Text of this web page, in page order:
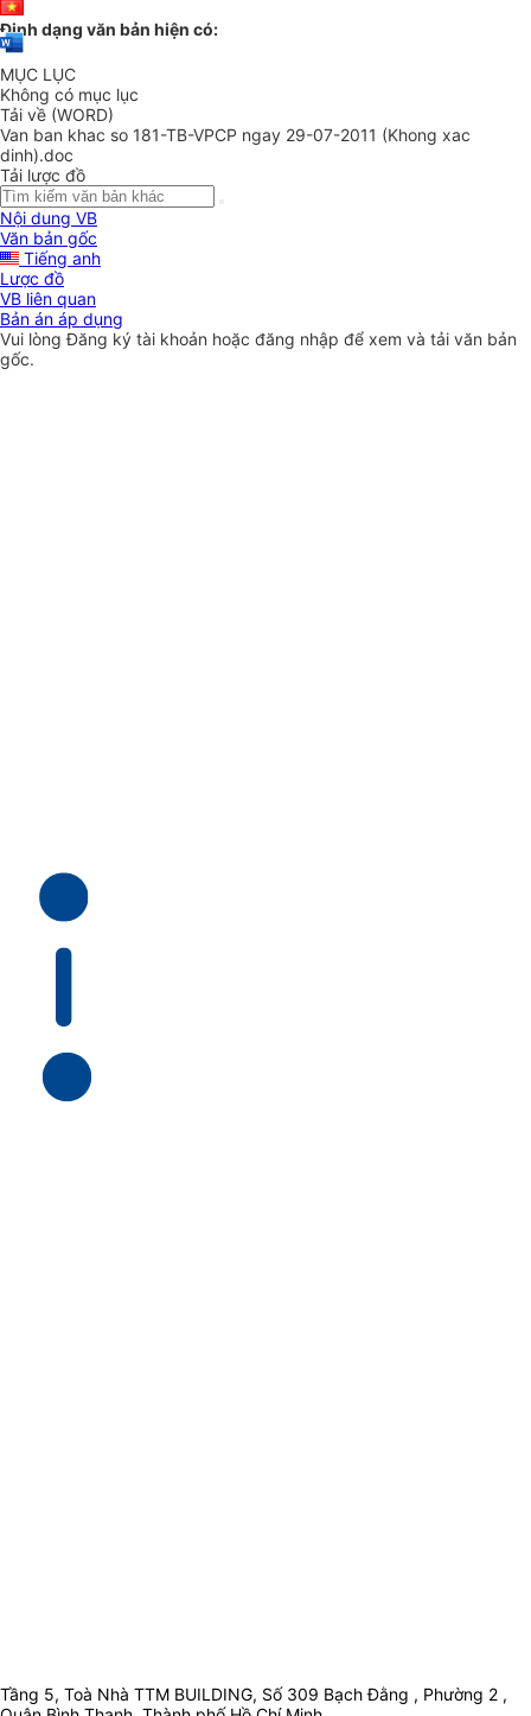
Định dạng văn bản hiện có:
MỤC LỤC
Không có mục lục
Tải về (WORD)
Van ban khac so 181-TB-VPCP ngay 29-07-2011 (Khong xac
dinh).doc
Tải lược đồ
Nội dung VB
Văn bản gốc
Tiếng anh
Lược đồ
VB liên quan
Bản án áp dụng
Vui lòngĐăng ký tài khoản hoặc đăng nhập để xem và tải văn bản
gốc.
Tầng 5, Toà Nhà TTM BUILDING, Số 309 Bạch Đằng , Phường 2 ,